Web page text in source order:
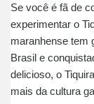
Se você é fã de
experimentar o
maranhense tem
Brasil e
delicioso, o
mais da cultura